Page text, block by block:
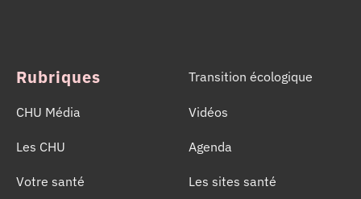
Rubriques
CHU Média
Les CHU
Votre santé
Transition écologique
Vidéos
Agenda
Les sites santé